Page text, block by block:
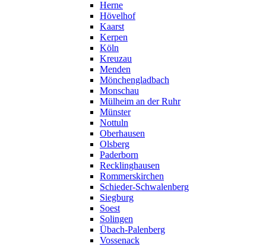
Herne
Hövelhof
Kaarst
Kerpen
Köln
Kreuzau
Menden
Mönchengladbach
Monschau
Mülheim an der Ruhr
Münster
Nottuln
Oberhausen
Olsberg
Paderborn
Recklinghausen
Rommerskirchen
Schieder-Schwalenberg
Siegburg
Soest
Solingen
Übach-Palenberg
Vossenack